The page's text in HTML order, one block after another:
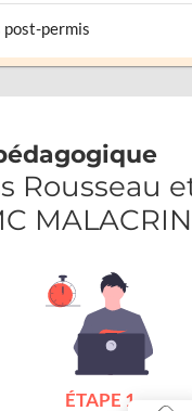
post-permis
Rousseau
ÉTAPE 1